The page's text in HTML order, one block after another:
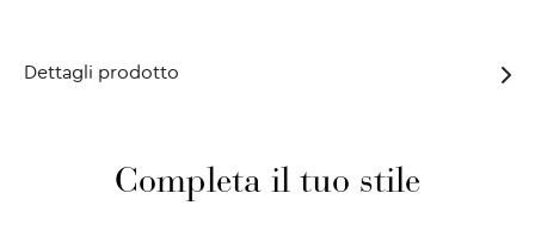
Dettagli prodotto
Completa il tuo stile